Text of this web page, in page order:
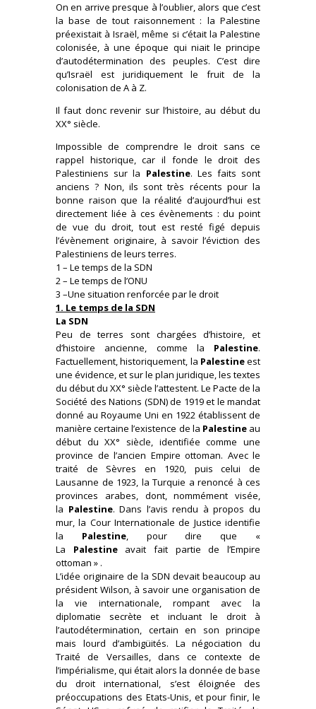
On en arrive presque à l’oublier, alors que c’est
la base de tout raisonnement : la Palestine
préexistait à Israël, même si c’était la Palestine
colonisée, à une époque qui niait le principe
d’autodétermination des peuples. C’est dire
qu’Israël est juridiquement le fruit de la
colonisation de A à Z.
Il faut donc revenir sur l’histoire, au début du
XX° siècle.
Impossible de comprendre le droit sans ce
rappel historique, car il fonde le droit des
Palestiniens sur la Palestine. Les faits sont
anciens ? Non, ils sont très récents pour la
bonne raison que la réalité d’aujourd’hui est
directement liée à ces évènements : du point
de vue du droit, tout est resté figé depuis
l’évènement originaire, à savoir l’éviction des
Palestiniens de leurs terres.
1 – Le temps de la SDN
2 – Le temps de l’ONU
3 –Une situation renforcée par le droit
1. Le temps de la SDN
La SDN
Peu de terres sont chargées d’histoire, et
d’histoire ancienne, comme la Palestine.
Factuellement, historiquement, la Palestineest
une évidence, et sur le plan juridique, les textes
du début du XX° siècle l’attestent. Le Pacte de la
Société des Nations (SDN) de 1919 et le mandat
donné au Royaume Uni en 1922 établissent de
manière certaine l’existence de la Palestineau
début du XX° siècle, identifiée comme une
province de l’ancien Empire ottoman. Avec le
traité de Sèvres en 1920, puis celui de
Lausanne de 1923, la Turquie a renoncé à ces
provinces arabes, dont, nommément visée,
la Palestine. Dans l’avis rendu à propos du
mur, la Cour Internationale de Justice identifie
la Palestine, pour dire que «
La Palestineavait fait partie de l’Empire
ottoman » .
L’idée originaire de la SDN devait beaucoup au
président Wilson, à savoir une organisation de
la vie internationale, rompant avec la
diplomatie secrète et incluant le droit à
l’autodétermination, certain en son principe
mais lourd d’ambigüités. La négociation du
Traité de Versailles, dans ce contexte de
l’impérialisme, qui était alors la donnée de base
du droit international, s’est éloignée des
préoccupations des Etats-Unis, et pour finir, le